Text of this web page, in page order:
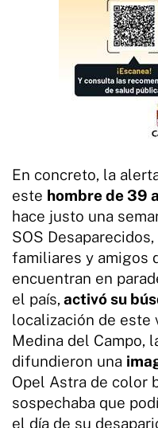
En concreto, la
este hombre de 39
hace justo una
SOS
familiares y amigos
encuentran en
el país, activó su
localización de este
Medina del Campo,
difundieron una
Opel Astra de color
sospechaba que
el día de su